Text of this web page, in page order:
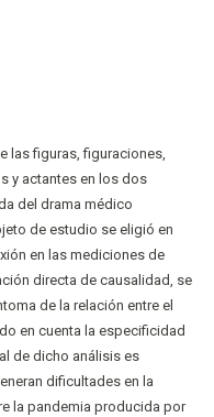
las figuras, figuraciones,
y actantes en los dos
del drama médico
de estudio se eligió en
en las mediciones de
directa de causalidad, se
de la relación entre el
en cuenta la especificidad
de dicho análisis es
dificultades en la
la pandemia producida por